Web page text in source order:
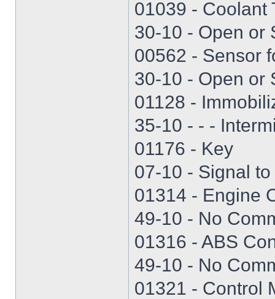
01039 - Coolant
30-10 - Open or
00562 - Sensor
30-10 - Open or
01128 -
35-10 - - -
01176 - Key
07-10 - Signal
01314 - Engine
49-10 - No
01316 - ABS
49-10 - No
01321 - Control